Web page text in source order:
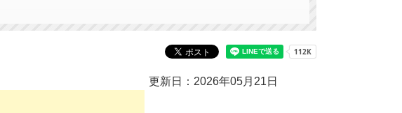
更新日：2026年05月21日